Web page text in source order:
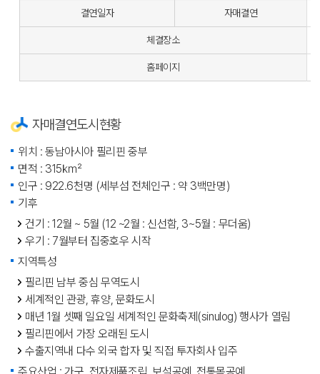
결연일자 자매결연
체결장소
홈페이지
자매결연도시현황
위치 : 동남아시아 필리핀 중부
면적 : 315㎢
인구 : 922.6천명 (세부섬 전체인구 : 약 3백만명)
기후
건기 : 12월 ~ 5월 (12 ~2월 : 신선함, 3~5월 : 무더움)
우기 : 7월부터 집중호우 시작
지역특성
필리핀 남부 중심 무역도시
세계적인 관광, 휴양, 문화도시
매년 1월 셋째 일요일 세계적인 문화축제(sinulog) 행사가 열림
필리핀에서 가장 오래된 도시
수출지역내 다수 외국 합자 및 직접 투자회사 입주